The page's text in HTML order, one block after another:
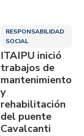
RESPONSABILIDAD
SOCIAL
ITAIPU inició
trabajos de
mantenimiento
y
rehabilitación
del puente
Cavalcanti